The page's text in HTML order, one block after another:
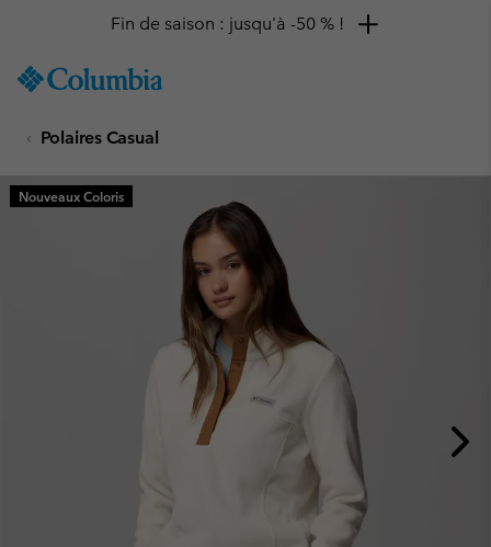
TO
SKIP
MAIN
NAV
Fin de saison : jusqu'à -50 % !
Polaires Casual
Nouveaux Coloris